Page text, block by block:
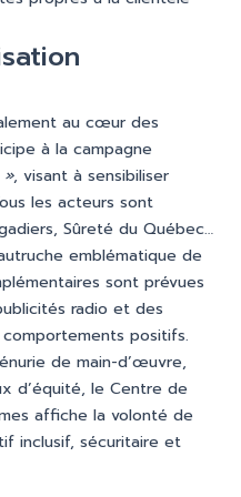
au cœur des
à la campagne
», visant à sensibiliser
les acteurs sont
Sûreté du Québec…
emblématique de
sont prévues
radio et des
positifs.
de main-d’œuvre,
d’équité, le Centre de
affiche la volonté de
inclusif, sécuritaire et